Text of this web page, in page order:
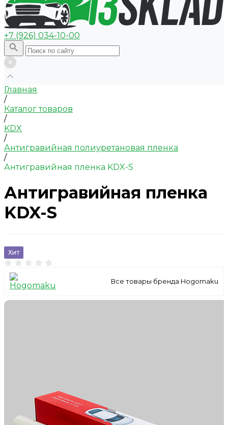
+7 (926) 034-10-00
Главная
/
Каталог товаров
/
KDX
/
Антигравийная полиуретановая пленка
/
Антигравийная пленка KDX-S
Антигравийная пленка
KDX-S
Хит
Все товары бренда Hogomaku